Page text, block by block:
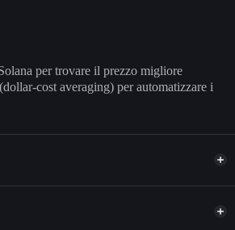
per trovare il prezzo migliore
(dollar-cost averaging) per automatizzare i